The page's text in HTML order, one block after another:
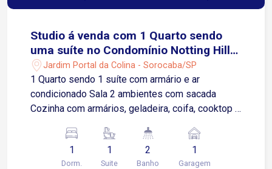
Studio á venda com 1 Quarto sendo
uma suíte no Condomínio Notting Hill
em Sorocaba-SP
Jardim Portal da Colina - Sorocaba/SP
1 Quarto sendo 1 suíte com armário e ar
condicionado Sala 2 ambientes com sacada
Cozinha com armários, geladeira, coifa, cooktop 1
Condomínio Oferece: Academia Área gourmet
Piscina Salão de festa Salão de Jogos
1
Dorm.
1
Suite
2
Banho
1
Garagem